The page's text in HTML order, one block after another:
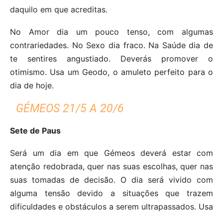
daquilo em que acreditas.
No Amor dia um pouco tenso, com algumas
contrariedades. No Sexo dia fraco. Na Saúde dia de
te sentires angustiado. Deverás promover o
otimismo. Usa um Geodo, o amuleto perfeito para o
dia de hoje.
GÉMEOS 21/5 A 20/6
Sete de Paus
Será um dia em que Gémeos deverá estar com
atenção redobrada, quer nas suas escolhas, quer nas
suas tomadas de decisão. O dia será vivido com
alguma tensão devido a situações que trazem
dificuldades e obstáculos a serem ultrapassados. Usa